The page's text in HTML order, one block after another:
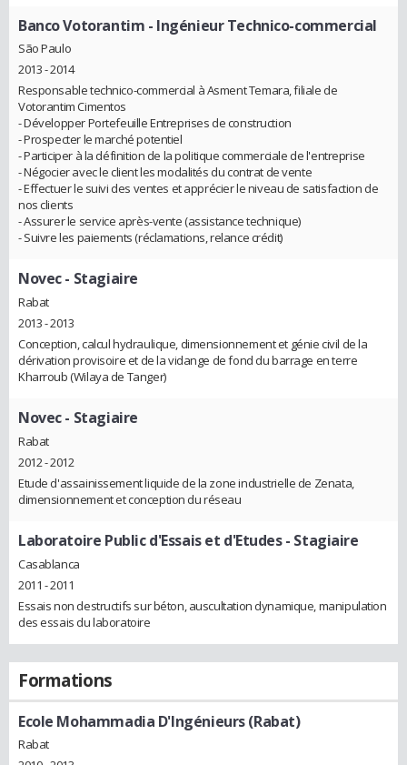
Banco Votorantim - Ingénieur Technico-commercial
São Paulo
2013 - 2014
Responsable technico-commercial à Asment Temara, filiale de
Votorantim Cimentos
- Développer Portefeuille Entreprises de construction
- Prospecter le marché potentiel
- Participer à la définition de la politique commerciale de l'entreprise
- Négocier avec le client les modalités du contrat de vente
- Effectuer le suivi des ventes et apprécier le niveau de satisfaction de
nos clients
- Assurer le service après-vente (assistance technique)
- Suivre les paiements (réclamations, relance crédit)
Novec- Stagiaire
Rabat
2013 - 2013
Conception, calcul hydraulique, dimensionnement et génie civil de la
dérivation provisoire et de la vidange de fond du barrage en terre
Kharroub (Wilaya de Tanger)
Novec- Stagiaire
Rabat
2012 - 2012
Etude d'assainissement liquide de la zone industrielle de Zenata,
dimensionnement et conception du réseau
Laboratoire Public d'Essais et d'Etudes- Stagiaire
Casablanca
2011 - 2011
Essais non destructifs sur béton, auscultation dynamique, manipulation
des essais du laboratoire
Formations
Ecole Mohammadia D'Ingénieurs (Rabat)
Rabat